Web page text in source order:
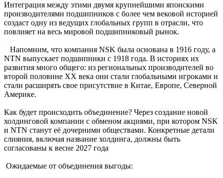
Интеграция между этими двумя крупнейшими японскими
производителями подшипников с более чем вековой историей
создаст одну из ведущих глобальных групп в отрасли, что
повлияет на весь мировой подшипниковый рынок.
Напомним, что компания NSK была основана в 1916 году, а
NTN выпускает подшипники с 1918 года. В историях их
развития много общего: из региональных производителей во
второй половине XX века они стали глобальными игроками и
стали расширять свое присутствие в Китае, Европе, Северной
Америке.
Как будет происходить объединение? Через создание новой
холдинговой компании с обменом акциями, при котором NSK
и NTN станут её дочерними обществами. Конкретные детали
слияния, включая название холдинга, должны быть
согласованы к весне 2027 года
Ожидаемые от объединения выгоды: